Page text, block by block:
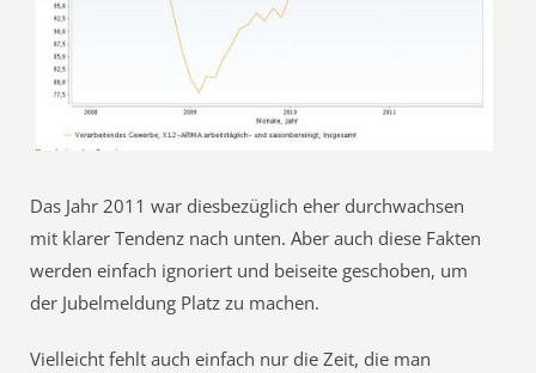
Das Jahr 2011 war diesbezüglich eher durchwachsen
mit klarer Tendenz nach unten. Aber auch diese Fakten
werden einfach ignoriert und beiseite geschoben, um
der Jubelmeldung Platz zu machen.
Vielleicht fehlt auch einfach nur die Zeit, die man